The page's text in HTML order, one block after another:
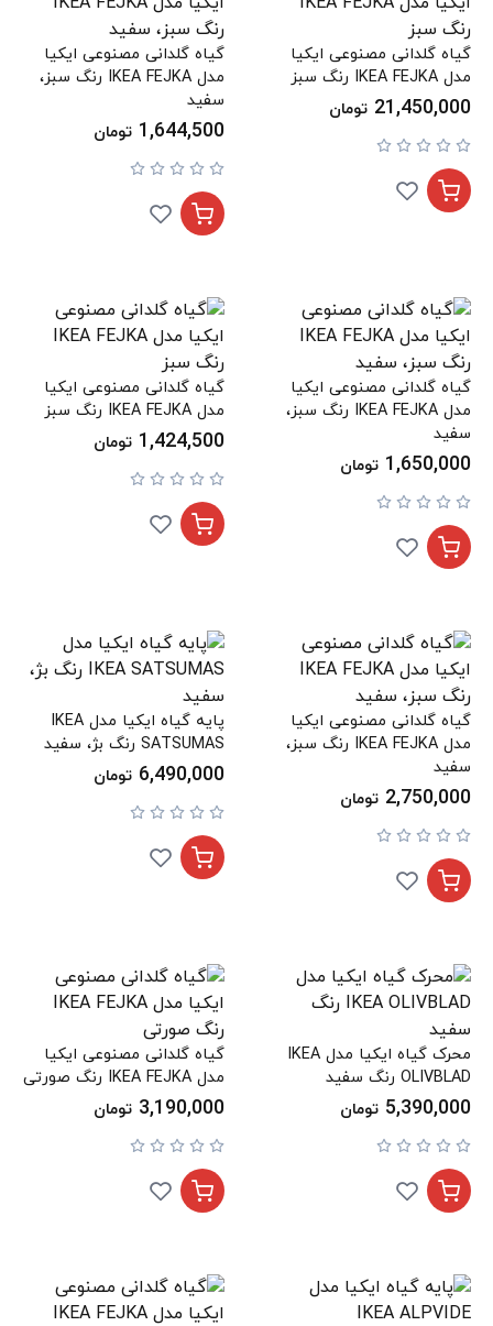
گیاه گلدانی مصنوعی ایکیا
مدل IKEA FEJKA رنگ سبز
21,450,000 تومان
گیاه گلدانی مصنوعی ایکیا
مدل IKEA FEJKA رنگ سبز،
سفید
1,644,500 تومان
گیاه گلدانی مصنوعی ایکیا
مدل IKEA FEJKA رنگ سبز،
سفید
1,650,000 تومان
گیاه گلدانی مصنوعی ایکیا
مدل IKEA FEJKA رنگ سبز
1,424,500 تومان
گیاه گلدانی مصنوعی ایکیا
مدل IKEA FEJKA رنگ سبز،
سفید
2,750,000 تومان
پایه گیاه ایکیا مدل IKEA
SATSUMAS رنگ بژ، سفید
6,490,000 تومان
محرک گیاه ایکیا مدل IKEA
OLIVBLAD رنگ سفید
5,390,000 تومان
گیاه گلدانی مصنوعی ایکیا
مدل IKEA FEJKA رنگ صورتی
3,190,000 تومان